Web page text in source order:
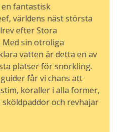
fantastisk
världens näst största
efter Stora
sin otroliga
vatten är detta en av
platser för snorkling.
får vi chans att
koraller i alla former,
och revhajar